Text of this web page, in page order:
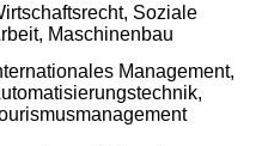
Soziale
Maschinenbau
Management,